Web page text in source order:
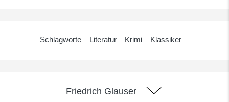
Schlagworte Literatur Krimi Klassiker
Friedrich Glauser